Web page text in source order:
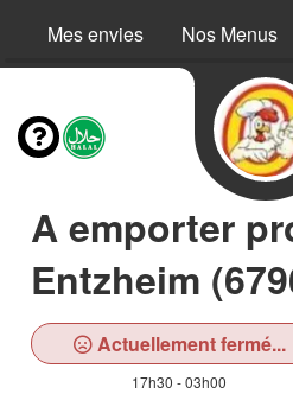
Mes envies Nos Menus
A emporter
Entzheim
Actuellement fermé...
17h30 - 03h00